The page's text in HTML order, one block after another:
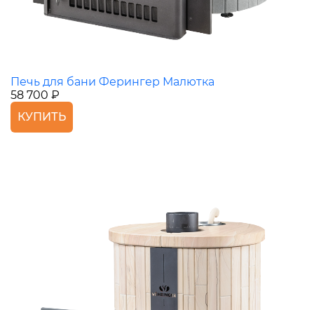
Печь для бани Ферингер Малютка
58 700 ₽
КУПИТЬ